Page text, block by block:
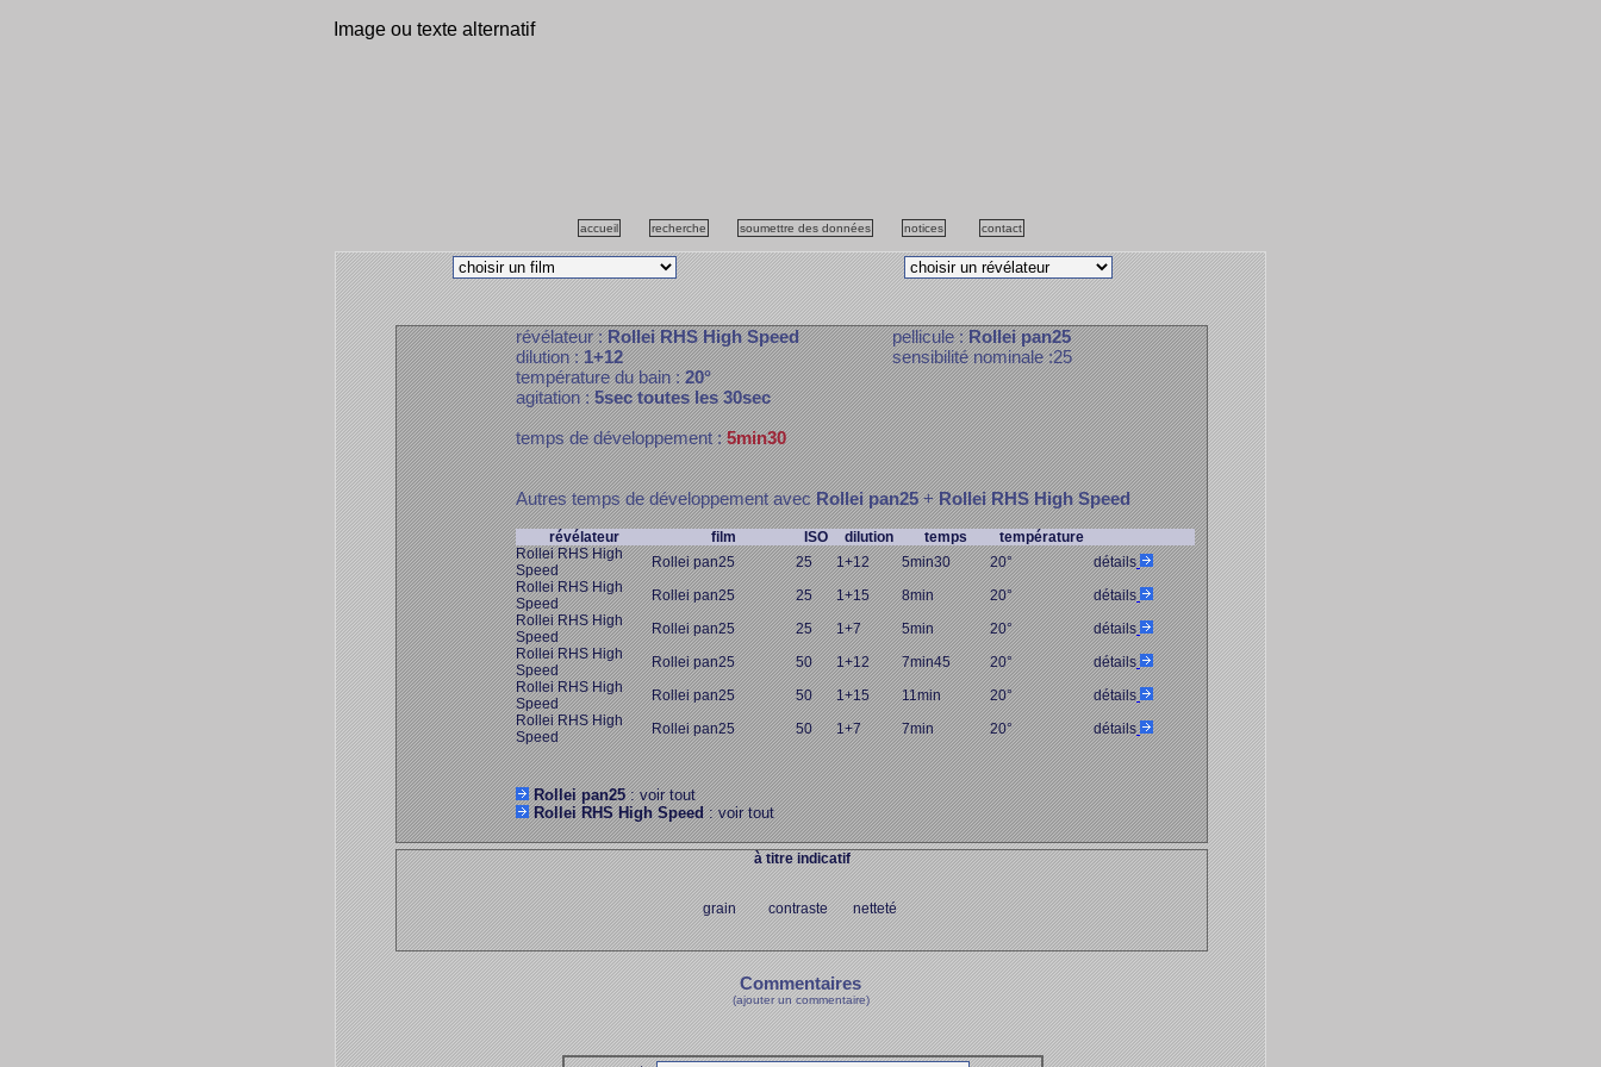
Image ou texte alternatif
accueil recherche soumettre des données notices contact
révélateur :Rollei RHS High Speed
dilution :1+12
température du bain :20°
agitation :5sec toutes les 30sec
pellicule :Rollei pan25
sensibilité nominale :25
temps de développement :5min30
Autres temps de développement avecRollei pan25+Rollei RHS High Speed
révélateur film ISO dilution temps
température
Rollei RHS High
Speed
Rollei pan25 25 1+12 5min30 20°
détails
Rollei RHS High
Speed
Rollei pan25 25 1+15 8min 20°
détails
Rollei RHS High
Speed
Rollei pan25 25 1+7 5min 20°
détails
Rollei RHS High
Speed
Rollei pan25 50 1+12 7min45 20°
détails
Rollei RHS High
Speed
Rollei pan25 50 1+15 11min 20°
détails
Rollei RHS High
Speed
Rollei pan25 50 1+7 7min 20° détails
Rollei pan25: voir tout
Rollei RHS High Speed: voir tout
à titre indicatif
grain contraste netteté
Commentaires
(ajouter un commentaire)